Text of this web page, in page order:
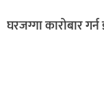
घरजग्गा कारोबार